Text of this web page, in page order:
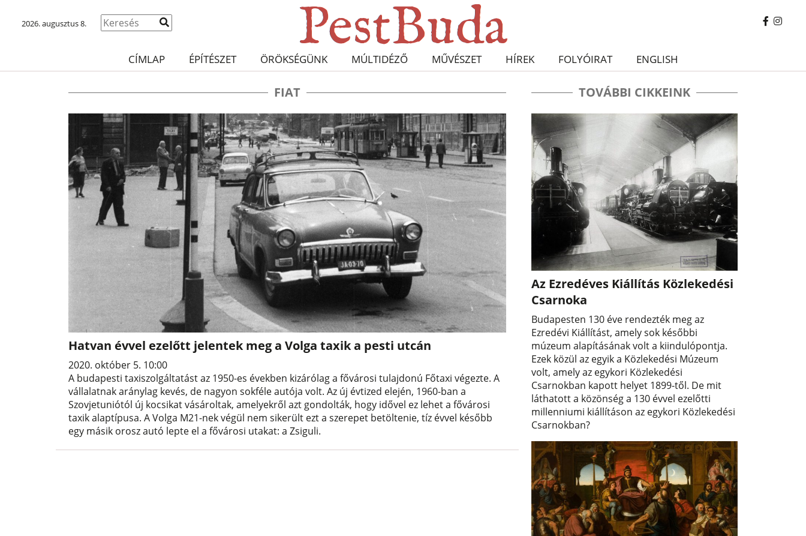
2026. augusztus 8.
CÍMLAP ÉPÍTÉSZET ÖRÖKSÉGÜNK MÚLTIDÉZŐ MŰVÉSZET HÍREK FOLYÓIRAT ENGLISH
FIAT
Hatvan évvel ezelőtt jelentek meg a Volga taxik a pesti utcán
2020. október 5. 10:00
A budapesti taxiszolgáltatást az 1950-es években kizárólag a fővárosi tulajdonú Főtaxi végezte. A
vállalatnak aránylag kevés, de nagyon sokféle autója volt. Az új évtized elején, 1960-ban a
Szovjetuniótól új kocsikat vásároltak, amelyekről azt gondolták, hogy idővel ez lehet a fővárosi
taxik alaptípusa. A Volga M21-nek végül nem sikerült ezt a szerepet betöltenie, tíz évvel később
egy másik orosz autó lepte el a fővárosi utakat: a Zsiguli.
TOVÁBBI CIKKEINK
Az Ezredéves Kiállítás Közlekedési
Csarnoka
Budapesten 130 éve rendezték meg az
Ezredévi Kiállítást, amely sok későbbi
múzeum alapításának volt a kiindulópontja.
Ezek közül az egyik a Közlekedési Múzeum
volt, amely az egykori Közlekedési
Csarnokban kapott helyet 1899-től. De mit
láthatott a közönség a 130 évvel ezelőtti
millenniumi kiállításon az egykori Közlekedési
Csarnokban?